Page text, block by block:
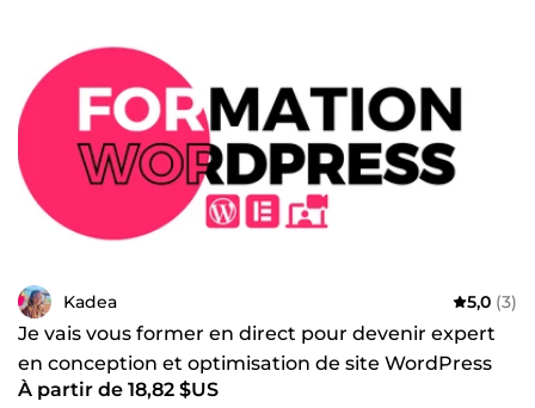
Kadea 5,0 (3)
Je vais vous former en direct pour devenir expert
en conception et optimisation de site WordPress
À partir de 18,82 $US